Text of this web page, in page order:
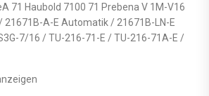
71 Haubold 7100 71 Prebena V 1M-V16
21671B-A-E Automatik / 21671B-LN-E
7/16 / TU-216-71-E / TU-216-71A-E /